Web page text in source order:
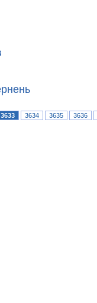
3633 3634 3635 3636